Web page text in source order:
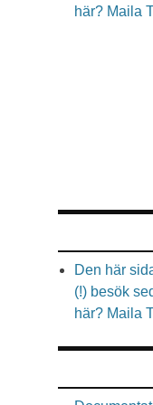
här? Maila
Den här
(!) besök
här? Maila